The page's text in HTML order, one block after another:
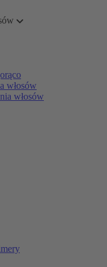
włosów
włosów